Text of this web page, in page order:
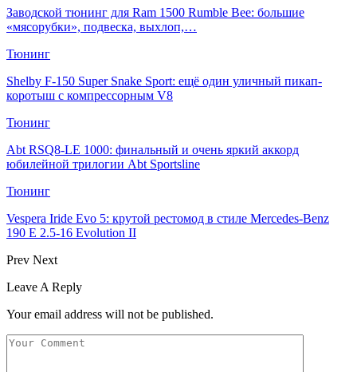
Заводской тюнинг для Ram 1500 Rumble Bee: большие
«мясорубки», подвеска, выхлоп,…
Тюнинг
Shelby F-150 Super Snake Sport: ещё один уличный пикап-
коротыш с компрессорным V8
Тюнинг
Abt RSQ8-LE 1000: финальный и очень яркий аккорд
юбилейной трилогии Abt Sportsline
Тюнинг
Vespera Iride Evo 5: крутой рестомод в стиле Mercedes-Benz
190 E 2.5-16 Evolution II
Prev Next
Leave A Reply
Your email address will not be published.